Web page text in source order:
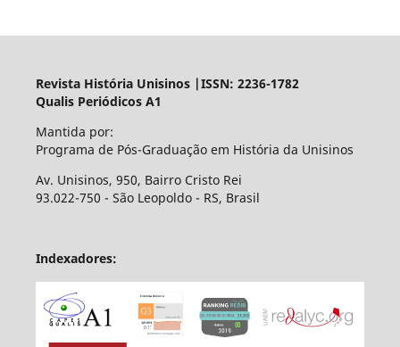
Revista História Unisinos |ISSN: 2236-1782
Qualis Periódicos A1
Mantida por:
Programa de Pós-Graduação em História da Unisinos
Av. Unisinos, 950, Bairro Cristo Rei
93.022-750 - São Leopoldo - RS, Brasil
Indexadores: